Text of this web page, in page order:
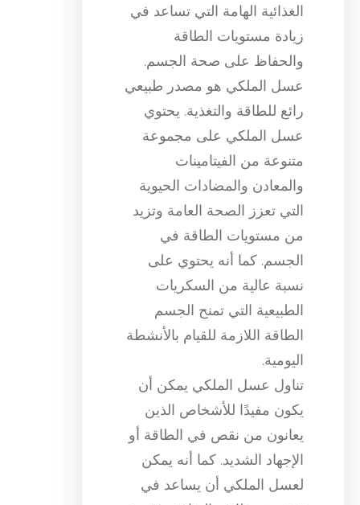
الغذائية الهامة التي تساعد في
زيادة مستويات الطاقة
والحفاظ على صحة الجسم.
عسل الملكي هو مصدر طبيعي
رائع للطاقة والتغذية. يحتوي
عسل الملكي على مجموعة
متنوعة من الفيتامينات
والمعادن والمضادات الحيوية
التي تعزز الصحة العامة وتزيد
من مستويات الطاقة في
الجسم. كما أنه يحتوي على
نسبة عالية من السكريات
الطبيعية التي تمنح الجسم
الطاقة اللازمة للقيام بالأنشطة
اليومية.
تناول عسل الملكي يمكن أن
يكون مفيدًا للأشخاص الذين
يعانون من نقص في الطاقة أو
الإجهاد الشديد. كما أنه يمكن
لعسل الملكي أن يساعد في